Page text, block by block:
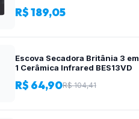
EnerFill FC51
R$ 189,05
Escova Secadora Britânia 3 em
1 Cerâmica Infrared BES13VD
R$ 64,90R$ 104,41